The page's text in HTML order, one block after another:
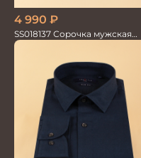
4 990 ₽
SS018137 Сорочка мужская
кор.рукав GROSTYLE TRENDY